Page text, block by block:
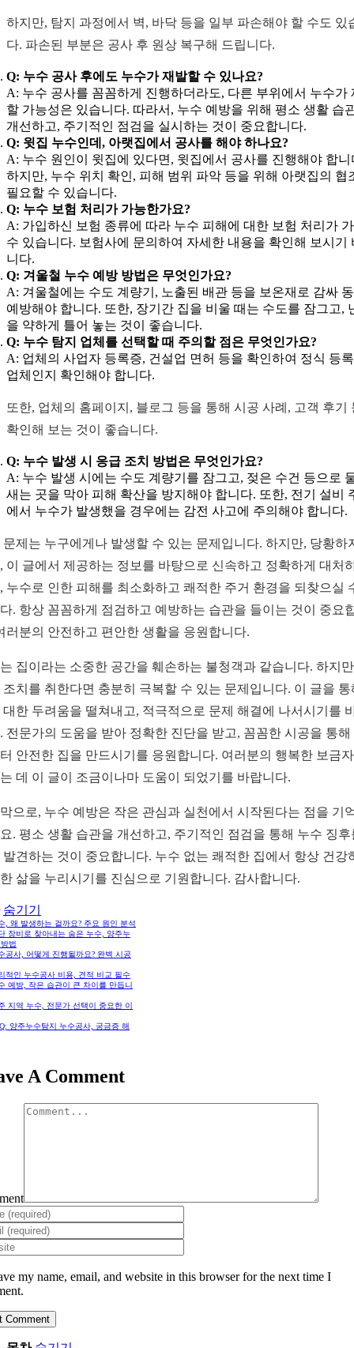
하지만, 탐지 과정에서 벽, 바닥 등을 일부 파손해야 할 수도 있
다. 파손된 부분은 공사 후 원상 복구해 드립니다.
Q: 누수 공사 후에도 누수가 재발할 수 있나요?
A: 누수 공사를 꼼꼼하게 진행하더라도, 다른 부위에서 누수가
할 가능성은 있습니다. 따라서, 누수 예방을 위해 평소 생활 습
개선하고, 주기적인 점검을 실시하는 것이 중요합니다.
Q: 윗집 누수인데, 아랫집에서 공사를 해야 하나요?
A: 누수 원인이 윗집에 있다면, 윗집에서 공사를 진행해야 합니
하지만, 누수 위치 확인, 피해 범위 파악 등을 위해 아랫집의 협
필요할 수 있습니다.
Q: 누수 보험 처리가 가능한가요?
A: 가입하신 보험 종류에 따라 누수 피해에 대한 보험 처리가
수 있습니다. 보험사에 문의하여 자세한 내용을 확인해 보시기
니다.
Q: 겨울철 누수 예방 방법은 무엇인가요?
A: 겨울철에는 수도 계량기, 노출된 배관 등을 보온재로 감싸
예방해야 합니다. 또한, 장기간 집을 비울 때는 수도를 잠그고,
을 약하게 틀어 놓는 것이 좋습니다.
Q: 누수 탐지 업체를 선택할 때 주의할 점은 무엇인가요?
A: 업체의 사업자 등록증, 건설업 면허 등을 확인하여 정식 등
업체인지 확인해야 합니다.
또한, 업체의 홈페이지, 블로그 등을 통해 시공 사례, 고객 후기
확인해 보는 것이 좋습니다.
Q: 누수 발생 시 응급 조치 방법은 무엇인가요?
A: 누수 발생 시에는 수도 계량기를 잠그고, 젖은 수건 등으로
새는 곳을 막아 피해 확산을 방지해야 합니다. 또한, 전기 설비
에서 누수가 발생했을 경우에는 감전 사고에 주의해야 합니다.
문제는 누구에게나 발생할 수 있는 문제입니다. 하지만, 당황하
이 글에서 제공하는 정보를 바탕으로 신속하고 정확하게 대처
누수로 인한 피해를 최소화하고 쾌적한 주거 환경을 되찾으실
. 항상 꼼꼼하게 점검하고 예방하는 습관을 들이는 것이 중요
러분의 안전하고 편안한 생활을 응원합니다.
집이라는 소중한 공간을 훼손하는 불청객과 같습니다. 하지
조치를 취한다면 충분히 극복할 수 있는 문제입니다. 이 글을 통
대한 두려움을 떨쳐내고, 적극적으로 문제 해결에 나서시기를
전문가의 도움을 받아 정확한 진단을 받고, 꼼꼼한 시공을 통해
안전한 집을 만드시기를 응원합니다. 여러분의 행복한 보금
데 이 글이 조금이나마 도움이 되었기를 바랍니다.
으로, 누수 예방은 작은 관심과 실천에서 시작된다는 점을 기
. 평소 생활 습관을 개선하고, 주기적인 점검을 통해 누수 징후
발견하는 것이 중요합니다. 누수 없는 쾌적한 집에서 항상 건강
삶을 누리시기를 진심으로 기원합니다. 감사합니다.
숨기기
, 왜 발생하는 걸까요? 주요 원인 분석
장비로 찾아내는 숨은 누수, 양주누
법
공사, 어떻게 진행될까요? 완벽 시공
적인 누수공사 비용, 견적 비교 필수
예방, 작은 습관이 큰 차이를 만듭니
지역 누수, 전문가 선택이 중요한 이
양주누수탐지 누수공사, 궁금증 해
A Comment
my name, email, and website in this browser for the next time I